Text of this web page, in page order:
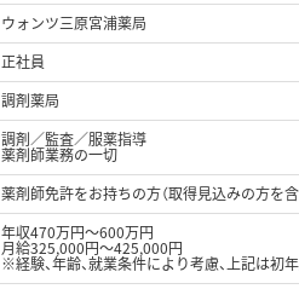
ウォンツ三原宮浦薬局
正社員
調剤薬局
調剤／監査／服薬指導
薬剤師業務の一切
薬剤師免許をお持ちの方（取得見込みの方を含
年収470万円～600万円
月給325,000円～425,000円
※経験、年齢、就業条件により考慮、上記は初